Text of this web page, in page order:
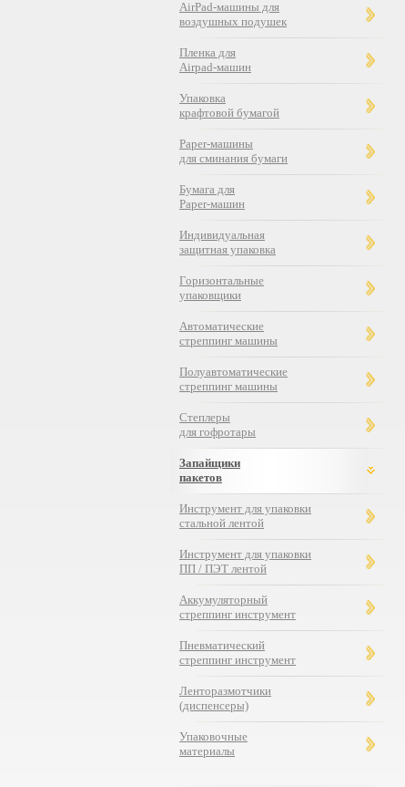
AirPad-машины для
воздушных подушек
Пленка для
Airpad-машин
Упаковка
крафтовой бумагой
Paper-машины
для сминания бумаги
Бумага для
Paper-машин
Индивидуальная
защитная упаковка
Горизонтальные
упаковщики
Автоматические
стреппинг машины
Полуавтоматические
стреппинг машины
Степлеры
для гофротары
Запайщики
пакетов
Инструмент для упаковки
стальной лентой
Инструмент для упаковки
ПП / ПЭТ лентой
Аккумуляторный
стреппинг инструмент
Пневматический
стреппинг инструмент
Ленторазмотчики
(диспенсеры)
Упаковочные
материалы
Роликовый запайщик пакетов